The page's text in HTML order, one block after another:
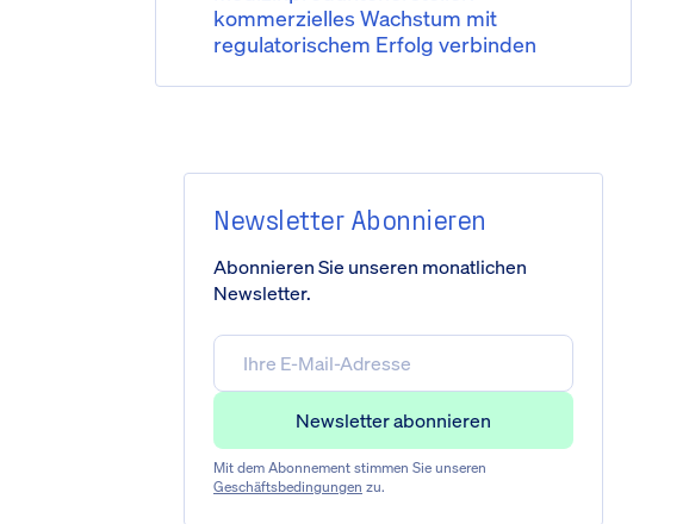
kommerzielles Wachstum mit
regulatorischem Erfolg verbinden
Newsletter Abonnieren
Abonnieren Sie unseren monatlichen
Newsletter.
Mit dem Abonnement stimmen Sie unseren
Geschäftsbedingungen zu.